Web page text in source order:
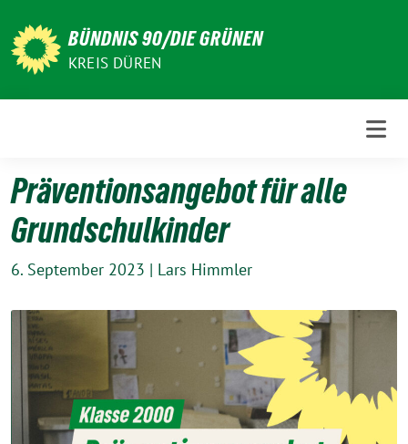
zum
Inhalt
BÜNDNIS 90/DIE GRÜNEN
KREIS DÜREN
Präventionsangebot für alle
Grundschulkinder
6. September 2023 | Lars Himmler